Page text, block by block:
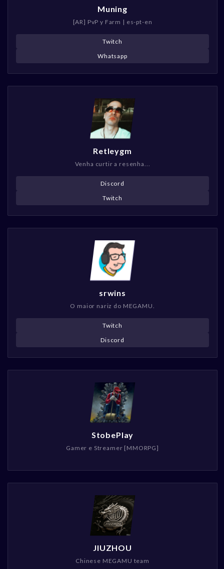
Muning
[AR] PvP y Farm | es-pt-en
Twitch
Whatsapp
Retleygm
Venha curtir a resenha...
Discord
Twitch
srwins
O maior nariz do MEGAMU.
Twitch
Discord
StobePlay
Gamer e Streamer [MMORPG]
JIUZHOU
Chinese MEGAMU team